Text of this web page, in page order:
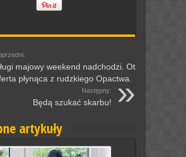
majowy weekend nadchodzi. Oto
płynąca z rudzkiego Opactwa.
Następny:
Będą szukać skarbu!
artykuły